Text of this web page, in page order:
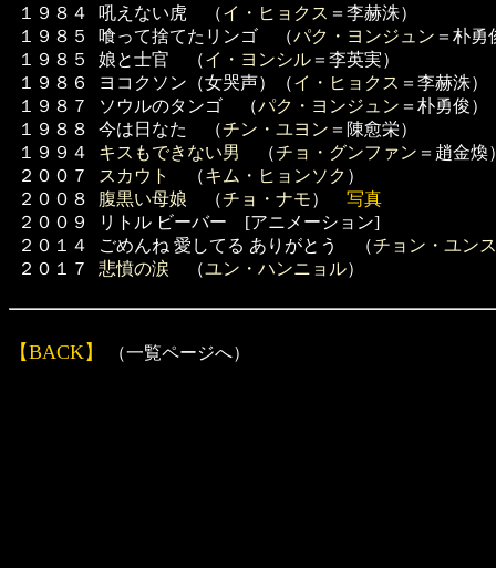
１９８４
１９８５
１９８５
１９８６
１９８７
１９８８
１９９４
２００７
２００８
２００９
２０１４
２０１７
吼えない虎 （イ・ヒョクス ＝李赫洙）
喰って捨てたリンゴ （パク・ヨンジュン ＝朴勇
娘と士官 （イ・ヨンシル ＝李英実）
ヨコクソン（女哭声）（イ・ヒョクス ＝李赫洙）
ソウルのタンゴ （パク・ヨンジュン ＝朴勇俊）
今は日なた （チン・ユヨン ＝陳愈栄）
キスもできない男
（チョ・グンファン ＝趙金煥
スカウト
（キム・ヒョンソク ）
腹黒い母娘 （チョ・ナモ）写真
リトル ビーバー [アニメーション]
ごめんね 愛してる ありがとう （チョン・ユン
悲憤の涙 （ユン・ハンニョル）
【BACK】 （一覧ページへ）